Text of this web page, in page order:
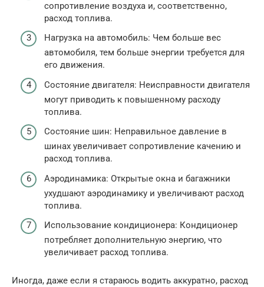
сопротивление воздуха и, соответственно,
расход топлива.
Нагрузка на автомобиль: Чем больше вес
автомобиля, тем больше энергии требуется для
его движения.
Состояние двигателя: Неисправности двигателя
могут приводить к повышенному расходу
топлива.
Состояние шин: Неправильное давление в
шинах увеличивает сопротивление качению и
расход топлива.
Аэродинамика: Открытые окна и багажники
ухудшают аэродинамику и увеличивают расход
топлива.
Использование кондиционера: Кондиционер
потребляет дополнительную энергию, что
увеличивает расход топлива.
Иногда, даже если я стараюсь водить аккуратно, расход